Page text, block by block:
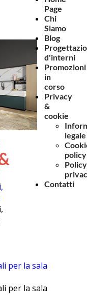
per la sala
per la sala
Page
Chi
Siamo
Blog
d'interni
Promozioni
in
corso
Privacy
&
cookie
legale
policy
Policy
Contatti